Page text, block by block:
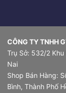
CÔNG TY TNHH
Trụ Sở: 532/2
Nai
Shop Bán Hàng:
Bình, Thành Phố